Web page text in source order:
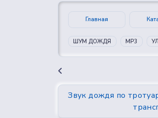
Главная
ШУМ ДОЖДЯ MP3
Звук дождя по